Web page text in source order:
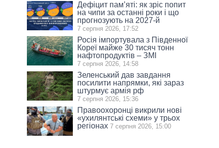
Дефіцит пам’яті: як зріс попит
на чипи за останні роки і що
прогнозують на 2027-й
7 серпня 2026, 17:52
Росія імпортувала з Південної
Кореї майже 30 тисяч тонн
нафтопродуктів – ЗМІ
7 серпня 2026, 14:58
Зеленський дав завдання
посилити напрямки, які зараз
штурмує армія рф
7 серпня 2026, 15:36
Правоохоронці викрили нові
«ухилянтські схеми» у трьох
регіонах 7 серпня 2026, 15:00